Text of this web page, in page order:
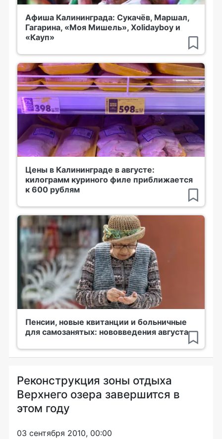
Афиша Калининграда: Сукачёв, Маршал,
Гагарина, «Моя Мишель», Xolidayboy и
«Кауп»
Цены в Калининграде в августе:
килограмм куриного филе приближается
к 600 рублям
Пенсии, новые квитанции и больничные
для самозанятых: нововведения августа
Реконструкция зоны отдыха
Верхнего озера завершится в
этом году
03 сентября 2010, 00:00